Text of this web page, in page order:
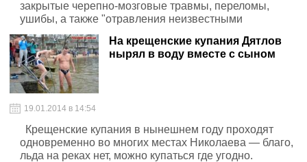
закрытые черепно-мозговые травмы, переломы,
ушибы, а также "отравления неизвестными
веществами". Более 10 милиционеров доставлены в
больницы, четверо из них — в тяжелом состоянии.
На крещенские купания Дятлов
нырял в воду вместе с сыном
19.01.2014 в 14:54
Крещенские купания в нынешнем году проходят
одновременно во многих местах Николаева — благо,
льда на реках нет, можно купаться где угодно.